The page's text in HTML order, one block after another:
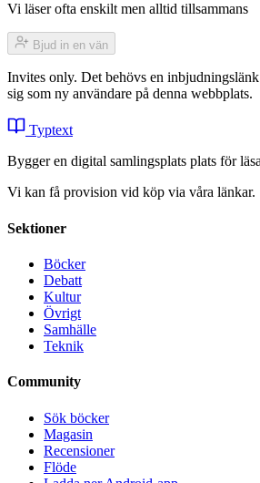
Vi läser ofta enskilt men alltid tillsammans
Bjud in en vän
Invites only. Det behövs en
sig som ny användare på denna webbplats.
Typtext
Bygger en digital samlingsplats plats för
Vi kan få provision vid köp via våra länkar.
Sektioner
Böcker
Debatt
Kultur
Övrigt
Samhälle
Teknik
Community
Sök böcker
Magasin
Recensioner
Flöde